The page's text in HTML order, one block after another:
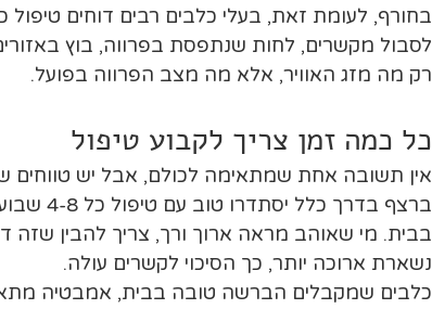
בחורף, לעומת זאת, בעלי כלבים רבים דוחים טיפול
לסבול מקשרים, לחות שנתפסת בפרווה, בוץ
רק מה מזג האוויר, אלא מה מצב הפרווה בפועל.
כל כמה זמן צריך לקבוע טיפול
אין תשובה אחת שמתאימה לכולם, אבל יש טווחים
ברצף
בבית. מי שאוהב מראה ארוך ורך, צריך להבין שזה
נשארת ארוכה יותר, כך הסיכוי לקשרים עולה.
כלבים שמקבלים הברשה טובה בבית, אמבטיה מתאימה